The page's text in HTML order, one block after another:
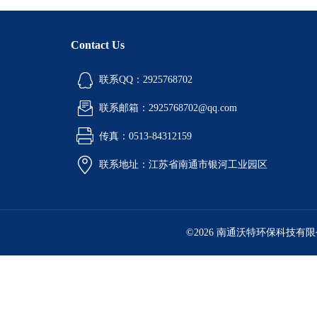
Contact Us
联系QQ：2925768702
联系邮箱：2925768702@qq.com
传真：0513-84312159
联系地址：江苏省南通市银河工业园区
©2026 南通沃特环保科技有